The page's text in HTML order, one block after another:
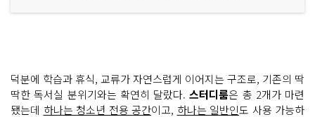
덕분에 학습과 휴식, 교류가 자연스럽게 이어지는 구조로, 기존의 딱
딱한 독서실 분위기와는 확연히 달랐다.스터디룸은 총 2개가 마련
됐는데 하나는 청소년 전용 공간이고, 하나는 일반인도 사용 가능하